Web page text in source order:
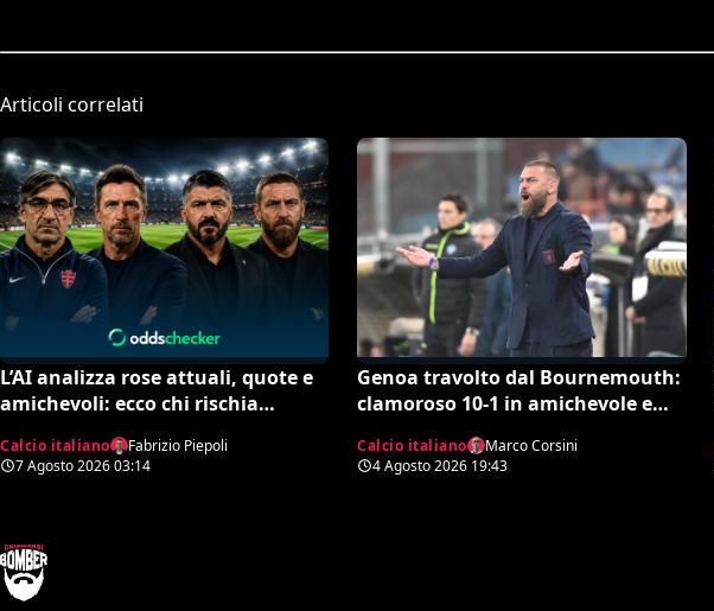
Articoli correlati
L’AI analizza rose attuali, quote e
amichevoli: ecco chi rischia
un’insospettabile
Calcio italiano
Fabrizio Piepoli
7 Agosto 202603:14
Genoa travolto dal Bournemouth:
clamoroso 10-1 in amichevole e
Calcio italiano
Marco Corsini
4 Agosto 2026 19:43